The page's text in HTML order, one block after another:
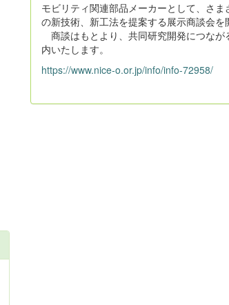
モビリティ関連部品メーカーとして、さ
の新技術、新工法を提案する展示商談会を
商談はもとより、共同研究開発につなが
内いたします。
https://www.nice-o.or.jp/info/info-72958/